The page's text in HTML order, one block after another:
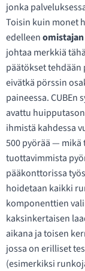
jonka
Toisin kuin monet
edelleen
johtaa merkkiä
päätökset
eivätkä pörssin
paineessa. CUBEn
avattu
ihmistä kahdessa
500 pyörää — mikä
tuottavimmista
pääkonttorissa
hoidetaan kaikki
komponenttien
kaksinkertaisen
aikana ja toisen
jossa on erilliset
(esimerkiksi